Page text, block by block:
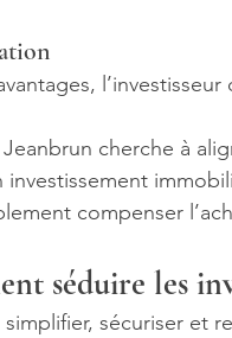
cherche à
investissement
compenser
séduire les
sécuriser et